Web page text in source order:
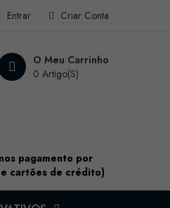
Criar Conta
Entrar
O Meu Carrinho
0 Artigo(s)
pagamento por
cartões de crédito)